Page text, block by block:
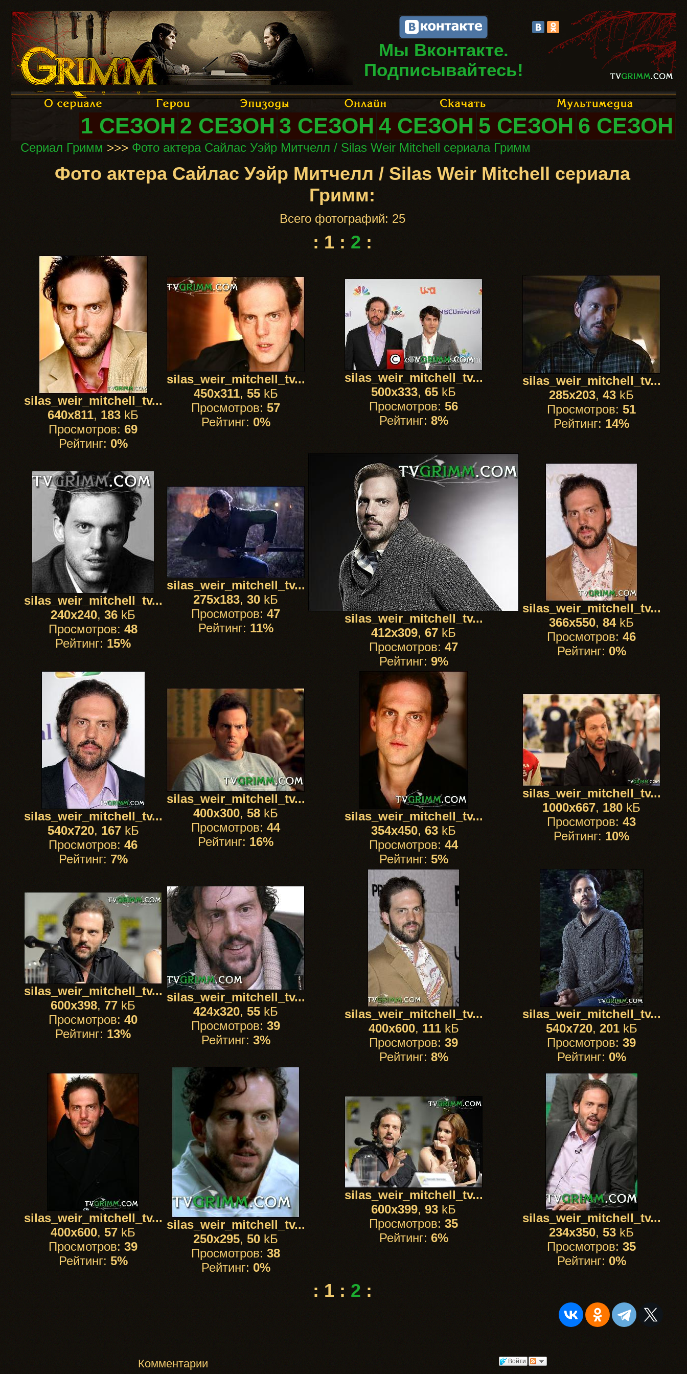
Мы Вконтакте.
Подписывайтесь!
1 СЕЗОН 2 СЕЗОН 3 СЕЗОН 4 СЕЗОН 5 СЕЗОН 6 СЕЗОН
Сериал Гримм >>> Фото актера Сайлас Уэйр Митчелл / Silas Weir Mitchell сериала Гримм
Фото актера Сайлас Уэйр Митчелл / Silas Weir Mitchell сериала
Гримм:
Всего фотографий: 25
: 1 : 2 :
silas_weir_mitchell_tv...
640x811, 183 kБ
Просмотров: 69
Рейтинг: 0%
silas_weir_mitchell_tv...
450x311, 55kБ
Просмотров: 57
Рейтинг: 0%
silas_weir_mitchell_tv...
500x333, 65 kБ
Просмотров: 56
Рейтинг: 8%
silas_weir_mitchell_tv...
285x203, 43 kБ
Просмотров: 51
Рейтинг: 14%
silas_weir_mitchell_tv...
240x240, 36 kБ
Просмотров: 48
Рейтинг: 15%
silas_weir_mitchell_tv...
275x183, 30 kБ
Просмотров: 47
Рейтинг: 11%
silas_weir_mitchell_tv...
412x309, 67 kБ
Просмотров: 47
Рейтинг: 9%
silas_weir_mitchell_tv...
366x550, 84kБ
Просмотров: 46
Рейтинг: 0%
silas_weir_mitchell_tv...
540x720, 167kБ
Просмотров: 46
Рейтинг: 7%
silas_weir_mitchell_tv...
400x300, 58 kБ
Просмотров: 44
Рейтинг: 16%
silas_weir_mitchell_tv...
354x450, 63 kБ
Просмотров: 44
Рейтинг: 5%
silas_weir_mitchell_tv...
1000x667, 180 kБ
Просмотров: 43
Рейтинг: 10%
silas_weir_mitchell_tv...
600x398, 77 kБ
Просмотров: 40
Рейтинг: 13%
silas_weir_mitchell_tv...
424x320, 55 kБ
Просмотров: 39
Рейтинг: 3%
silas_weir_mitchell_tv...
400x600, 111kБ
Просмотров: 39
Рейтинг: 8%
silas_weir_mitchell_tv...
540x720, 201kБ
Просмотров: 39
Рейтинг: 0%
silas_weir_mitchell_tv...
400x600, 57 kБ
Просмотров: 39
Рейтинг: 5%
silas_weir_mitchell_tv...
250x295, 50 kБ
Просмотров: 38
Рейтинг: 0%
silas_weir_mitchell_tv...
600x399, 93 kБ
Просмотров: 35
Рейтинг: 6%
silas_weir_mitchell_tv...
234x350, 53 kБ
Просмотров: 35
Рейтинг: 0%
: 1 : 2 :
Войти
Комментарии